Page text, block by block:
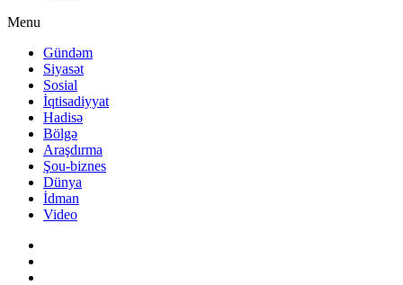
Menu
Gündəm
Siyasət
Sosial
İqtisadiyyat
Hadisə
Bölgə
Araşdırma
Şou-biznes
Dünya
İdman
Video